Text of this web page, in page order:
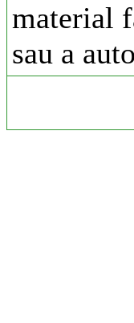
material
sau a